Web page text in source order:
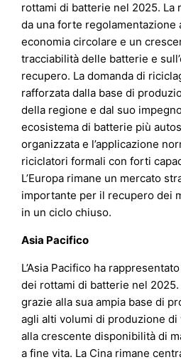
rottami di batterie nel 2025. La
da una forte regolamentazione
economia circolare e un
tracciabilità delle batterie e
recupero. La domanda di
rafforzata dalla base di
della regione e dal suo
ecosistema di batterie più
organizzata e l’applicazione
riciclatori formali con forti
L’Europa rimane un mercato
importante per il recupero dei
in un ciclo chiuso.
Asia Pacifico
L’Asia Pacifico ha
dei rottami di batterie nel
grazie alla sua ampia base di
agli alti volumi di produzione
alla crescente disponibilità di
a fine vita. La Cina rimane